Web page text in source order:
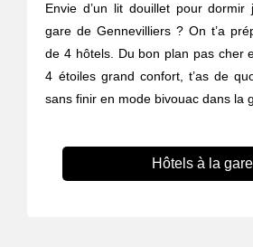
Envie d’un lit douillet pour
gare de Gennevilliers ? On t’a
de 4 hôtels. Du bon plan pas cher
4 étoiles grand confort, t’as de
sans finir en mode bivouac dans la
Hôtels à la gare